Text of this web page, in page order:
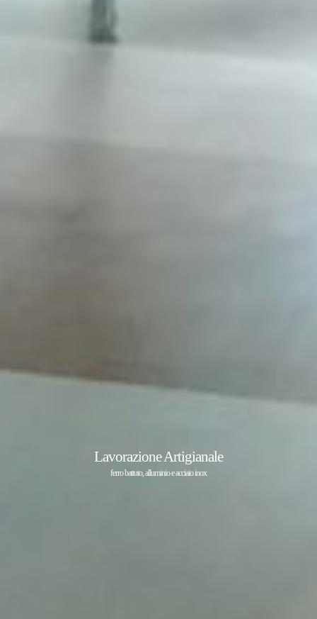
Lavorazione Artigianale
ferro battuto, alluminio e acciaio inox